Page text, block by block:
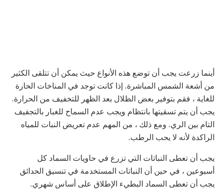
أينما زرعت يجب أن توضع هذه الأنواع حيث يمكن أن تتلقى الكثير
من أشعة الشمس المباشرة. إذا كانت توجد في المناخات الحارة
للغاية ، فقم بتوفير بعض الظلال بعد الظهر للتخفيف من الحرارة.
يجب أن يتم تسقيتها بانتظام ويجب عدم السماح للغبار بالتجفيف
التام بين الري. ومع ذلك ، من المهم عدم تعريض النبات للمياه
الراكدة لأنه لا يحب الرطب.
يجب أن تعطى النباتات التي تزرع في حاويات السماد كل
أسبوعين ، في حين أن النباتات المستخدمة في تنسيق الحدائق
يجب أن تعطى السماد البطيء الإطلاق على أساس شهري.